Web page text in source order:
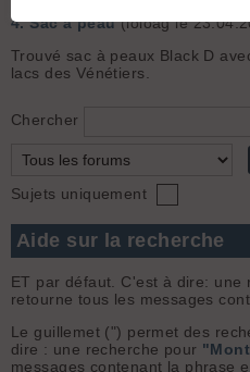
4.Sac à peau(loloag le
Trouvé sac à peaux Black D
lacs des Vénétiers.
Chercher
Sujets uniquement
Aide sur la recherche
ET par défaut. C'est à dire: une
retourne tous les messages
Le guillemet (") permet des
dire : une recherche pour
messages contenant la phrase